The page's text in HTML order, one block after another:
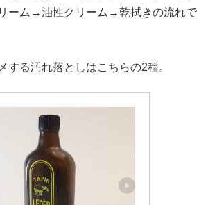
ーム→油性クリーム→乾拭きの流れで
する汚れ落としはこちらの2種。